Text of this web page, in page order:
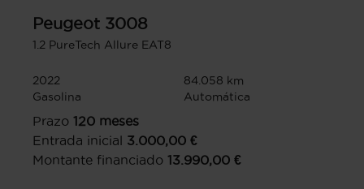
Peugeot 3008
1.2 PureTech Allure EAT8
2022
84.058 km
Gasolina
Automática
Prazo 120 meses
Entrada inicial 3.000,00 €
Montante financiado 13.990,00 €